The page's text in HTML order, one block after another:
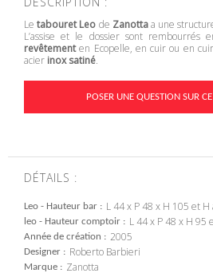
Letabouret Leo de Zanottaa une
L’assise et le dossier sont rembourrés
revêtementen Ecopelle, en cuir ou en
acier inox satiné.
POSER UNE QUESTION SUR
DÉTAILS :
Leo - Hauteur bar L 44 x P 48 x H 105 et H
leo - Hauteur comptoir L 44 x P 48 x H 95
Année de création 2005
Designer Roberto Barbieri
Marque Zanotta